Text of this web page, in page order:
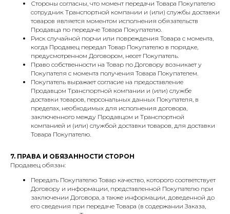
Стороны согласны, что момент передачи Товара Покупателю
сотрудник Транспортной компании и (или) службы доставки
товаров является моментом исполнения обязательств
Продавца по передаче Товара Покупателю.
Риск случайной порчи или повреждения Товара с момента,
когда Продавец передал Товар Покупателю в порядке,
предусмотренном Договором, несет Покупатель.
Право собственности на Товар по Договору возникает у
Покупателя с момента получения Товара Покупателем.
Покупатель выражает согласие на предоставление
Продавцом Транспортной компании и (или) службе
доставки товаров, персональных данных Покупателя, в
пределах, необходимых для исполнения договора,
заключенного между Продавцом и Транспортной
компанией и (или) службой доставки товаров, для доставки
Товара Покупателю.
7. ПРАВА И ОБЯЗАННОСТИ СТОРОН
Продавец обязан:
Передать Покупателю Товар качество, которого соответствует
Договору и информации, представленной Покупателю при
заключении Договора, а также информации, доведенной до
его сведения при передаче Товара (в содержании Заказа,